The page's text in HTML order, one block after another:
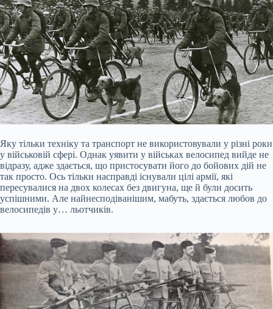
Яку тільки техніку та транспорт не використовували у різні роки
у військовій сфері. Однак уявити у військах велосипед вийде не
відразу, адже здається, що пристосувати його до бойових дій не
так просто. Ось тільки насправді існували цілі армії, які
пересувалися на двох колесах без двигуна, ще й були досить
успішними. Але найнесподіванішим, мабуть, здається любов до
велосипедів у… льотчиків.